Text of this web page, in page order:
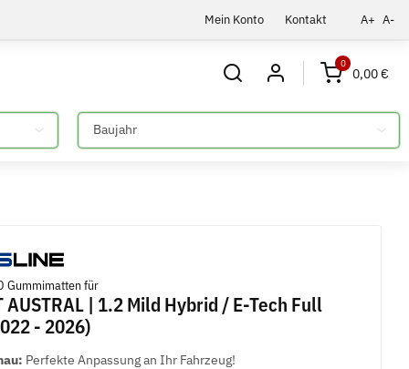
Mein Konto Kontakt A+ A-
0
0,00 €
Bitte auswählen
Gummimatten für
AUSTRAL | 1.2 Mild Hybrid / E-Tech Full
- 2026)
Perfekte Anpassung an Ihr Fahrzeug!